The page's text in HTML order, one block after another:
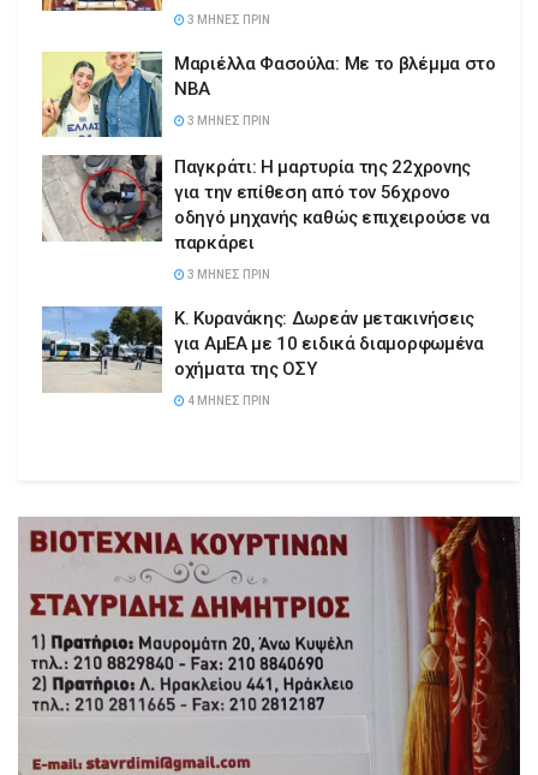
3 ΜΉΝΕΣ ΠΡΙΝ
Μαριέλλα Φασούλα: Με το βλέμμα στο
NBA
3 ΜΉΝΕΣ ΠΡΙΝ
Παγκράτι: Η μαρτυρία της 22χρονης
για την επίθεση από τον 56χρονο
οδηγό μηχανής καθώς επιχειρούσε να
παρκάρει
3 ΜΉΝΕΣ ΠΡΙΝ
Κ. Κυρανάκης: Δωρεάν μετακινήσεις
για ΑμΕΑ με 10 ειδικά διαμορφωμένα
οχήματα της ΟΣΥ
4 ΜΉΝΕΣ ΠΡΙΝ